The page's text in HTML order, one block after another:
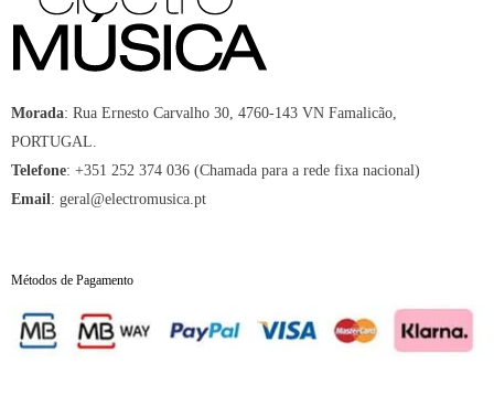
Morada: Rua Ernesto Carvalho 30, 4760-143 VN Famalicão,
PORTUGAL.
Telefone: +351 252 374 036 (Chamada para a rede fixa nacional)
Email: geral@electromusica.pt
Métodos de Pagamento